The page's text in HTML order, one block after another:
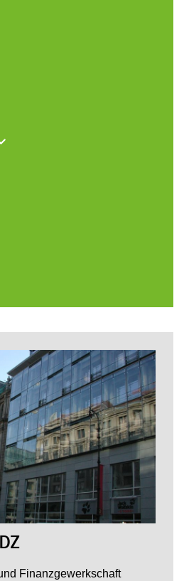
Finanzgewerkschaft